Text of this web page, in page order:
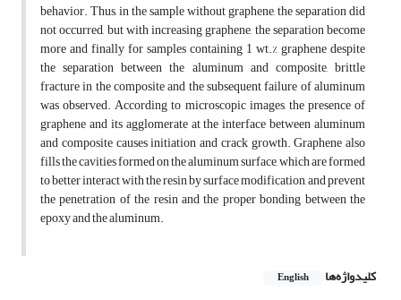
behavior. Thus, in the sample without graphene, the separation did
not occurred, but with increasing graphene, the separation become
more and finally for samples containing 1 wt.% graphene despite
the separation between the aluminum and composite, brittle
fracture in the composite and the subsequent failure of aluminum
was observed. According to microscopic images, the presence of
graphene and its agglomerate at the interface between aluminum
and composite causes initiation and crack growth. Graphene also
fills the cavities formed on the aluminum surface, which are formed
to better interact with the resin by surface modification, and prevent
the penetration of the resin and the proper bonding between the
epoxy and the aluminum.
کلیدواژه‌ها English